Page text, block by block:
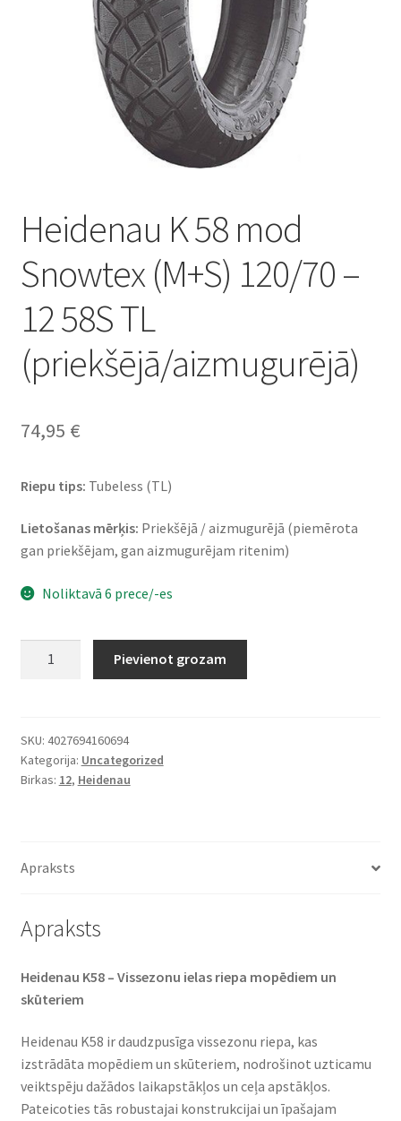
Heidenau K 58 mod
Snowtex (M+S) 120/70 –
12 58S TL
(priekšējā/aizmugurējā)
74,95 €
Riepu tips: Tubeless (TL)
Lietošanas mērķis: Priekšējā / aizmugurējā (piemērota
gan priekšējam, gan aizmugurējam ritenim)
Noliktavā 6 prece/-es
Snowtex
(M+S)
120/70
TL
daudzums
Pievienot grozam
SKU: 4027694160694
Kategorija: Uncategorized
Birkas: 12, Heidenau
Apraksts
Apraksts
Heidenau K58 – Vissezonu ielas riepa mopēdiem un
skūteriem
Heidenau K58 ir daudzpusīga vissezonu riepa, kas
izstrādāta mopēdiem un skūteriem, nodrošinot uzticamu
veiktspēju dažādos laikapstākļos un ceļa apstākļos.
Pateicoties tās robustajai konstrukcijai un īpašajam